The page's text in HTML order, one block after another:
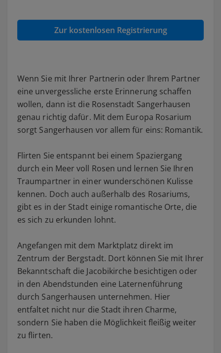
Zur kostenlosen Registrierung
Wenn Sie mit Ihrer Partnerin oder Ihrem Partner
eine unvergessliche erste Erinnerung schaffen
wollen, dann ist die Rosenstadt Sangerhausen
genau richtig dafür. Mit dem Europa Rosarium
sorgt Sangerhausen vor allem für eins: Romantik.
Flirten Sie entspannt bei einem Spaziergang
durch ein Meer voll Rosen und lernen Sie Ihren
Traumpartner in einer wunderschönen Kulisse
kennen. Doch auch außerhalb des Rosariums,
gibt es in der Stadt einige romantische Orte, die
es sich zu erkunden lohnt.
Angefangen mit dem Marktplatz direkt im
Zentrum der Bergstadt. Dort können Sie mit Ihrer
Bekanntschaft die Jacobikirche besichtigen oder
in den Abendstunden eine Laternenführung
durch Sangerhausen unternehmen. Hier
entfaltet nicht nur die Stadt ihren Charme,
sondern Sie haben die Möglichkeit fleißig weiter
zu flirten.